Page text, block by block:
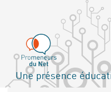
principal
Une présence